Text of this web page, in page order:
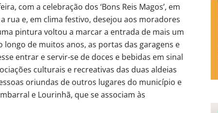
com a celebração dos ‘Bons Reis Magos’, em
rua e, em clima festivo, desejou aos moradores
pintura voltou a marcar a entrada de mais um
de muitos anos, as portas das garagens e
entrar e servir-se de doces e bebidas em sinal
culturais e recreativas das duas aldeias
oriundas de outros lugares do município e
e Lourinhã, que se associam às